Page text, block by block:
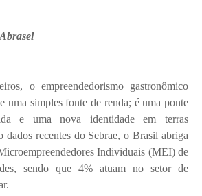
o empreendedorismo gastronômico
uma simples fonte de renda; é uma ponte
e uma nova identidade em terras
dados recentes do Sebrae, o Brasil abriga
Individuais (MEI) de
sendo que 4% atuam no setor de